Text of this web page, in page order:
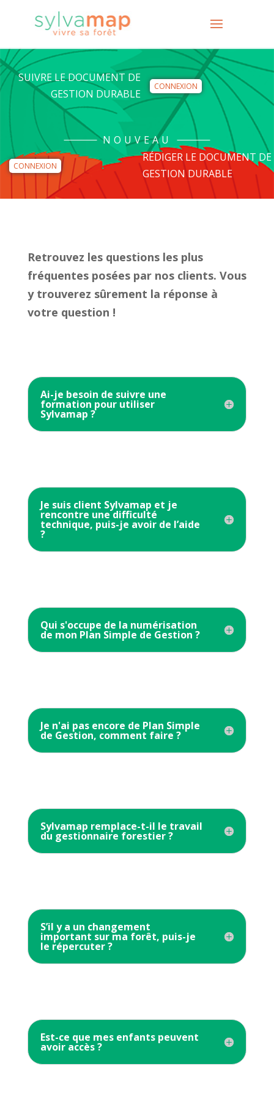
SUIVRE LE DOCUMENT DE
GESTION DURABLE
CONNEXION
NOUVEAU
CONNEXION
RÉDIGER LE DOCUMENT DE
GESTION DURABLE
Retrouvez les questions les plus
fréquentes posées par nos clients. Vous
y trouverez sûrement la réponse à
votre question !
Ai-je besoin de suivre une
formation pour utiliser
Sylvamap ?
Je suis client Sylvamap et je
rencontre une difficulté
technique, puis-je avoir de l’aide
?
Qui s'occupe de la numérisation
de mon Plan Simple de Gestion ?
Je n'ai pas encore de Plan Simple
de Gestion, comment faire ?
Sylvamap remplace-t-il le travail
du gestionnaire forestier ?
S’il y a un changement
important sur ma forêt, puis-je
le répercuter ?
Est-ce que mes enfants peuvent
avoir accès ?